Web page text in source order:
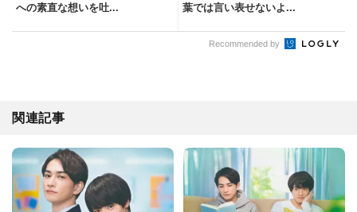
への素直な想いを吐...
葉では言い表せないよ...
Recommended by
関連記事